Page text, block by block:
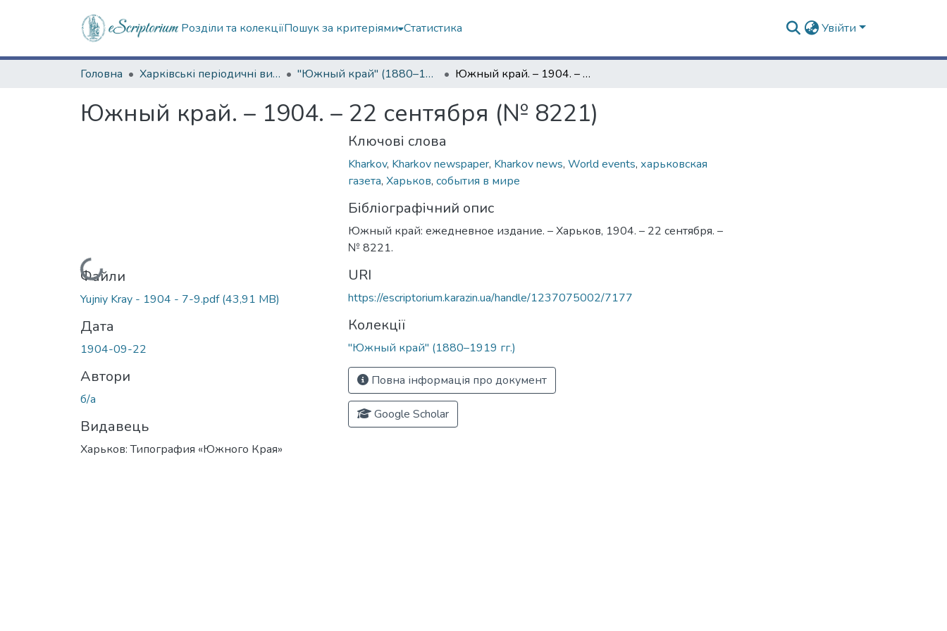
Розділи та колекціїПошук за критеріями Статистика Увійти
Головна Харківські періодичні видання "Южный край" (1880–1919 гг.) Южный край. – 1904. – 22 сентября (№ 8221)
Южный край. – 1904. – 22 сентября (№ 8221)
Вантажиться...
Файли
Yujniy Kray - 1904 - 7-9.pdf(43,91 MB)
Дата
1904-09-22
Автори
б/а
Видавець
Харьков: Типография «Южного Края»
Ключові слова
Kharkov, Kharkov newspaper, Kharkov news, World events, харьковская
газета, Харьков, события в мире
Бібліографічний опис
Южный край: ежедневное издание. – Харьков, 1904. – 22 сентября. –
№ 8221.
URI
https://escriptorium.karazin.ua/handle/1237075002/7177
Колекції
"Южный край" (1880–1919 гг.)
Повна інформація про документ
Google Scholar